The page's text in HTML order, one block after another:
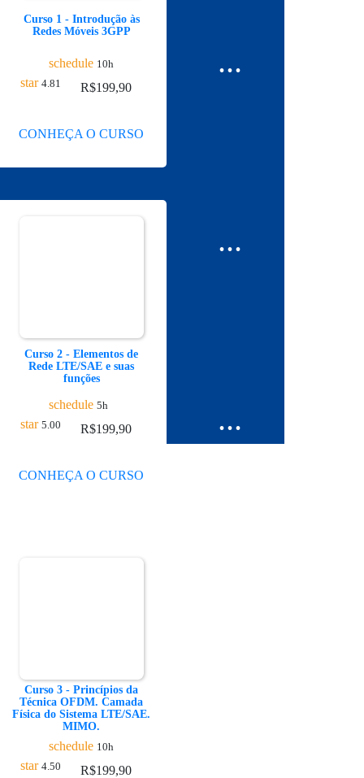
Curso 1 - Introdução às
Redes Móveis 3GPP
schedule 10h
star 4.81 R$199,90
CONHEÇA O CURSO
Curso 2 - Elementos de
Rede LTE/SAE e suas
funções
schedule 5h
star 5.00 R$199,90
CONHEÇA O CURSO
Curso 3 - Princípios da
Técnica OFDM. Camada
Física do Sistema LTE/SAE.
MIMO.
schedule 10h
star 4.50 R$199,90
...
...
...